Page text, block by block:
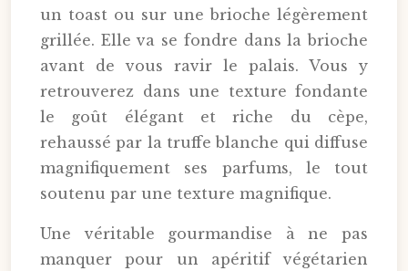
un toast ou sur une brioche légèrement
grillée. Elle va se fondre dans la brioche
avant de vous ravir le palais. Vous y
retrouverez dans une texture fondante
le goût élégant et riche du cèpe,
rehaussé par la truffe blanche qui diffuse
magnifiquement ses parfums, le tout
soutenu par une texture magnifique.
Une véritable gourmandise à ne pas
manquer pour un apéritif végétarien